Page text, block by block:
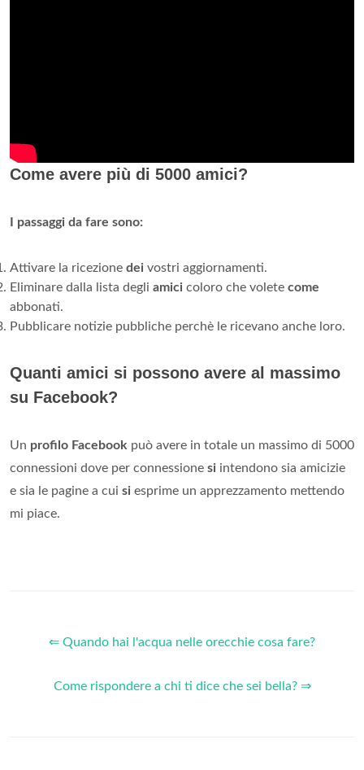
Come avere più di 5000 amici?
I passaggi da fare sono:
Attivare la ricezione dei vostri aggiornamenti.
Eliminare dalla lista degli amici coloro che volete come
abbonati.
Pubblicare notizie pubbliche perchè le ricevano anche loro.
Quanti amici si possono avere al massimo
su Facebook?
Un profilo Facebook può avere in totale un massimo di 5000
connessioni dove per connessione si intendono sia amicizie
e sia le pagine a cui si esprime un apprezzamento mettendo
mi piace.
⇐ Quando hai l'acqua nelle orecchie cosa fare?
Come rispondere a chi ti dice che sei bella? ⇒